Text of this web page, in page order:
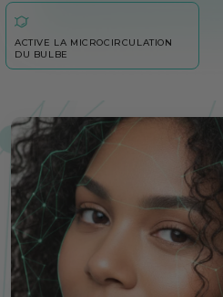
ACTIVE LA MICROCIRCULATION
DU BULBE